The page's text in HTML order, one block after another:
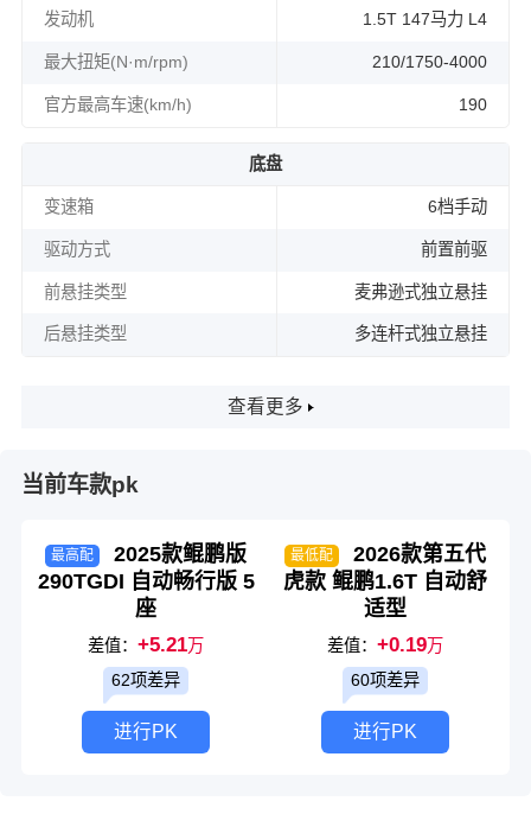
发动机 1.5T 147马力 L4
最大扭矩(N·m/rpm) 210/1750-4000
官方最高车速(km/h) 190
底盘
变速箱 6档手动
驱动方式 前置前驱
前悬挂类型 麦弗逊式独立悬挂
后悬挂类型 多连杆式独立悬挂
查看更多
当前车款pk
最高配
2025款鲲鹏版
290TGDI 自动畅行版 5
座
差值：+5.21万
62项差异
进行PK
最低配
2026款第五代
虎款 鲲鹏1.6T 自动舒
适型
差值： +0.19万
60项差异
进行PK